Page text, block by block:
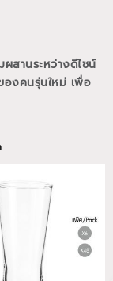
สานระหว่างดีไซน์
องคนรุ่นใหม่ เพื่อ